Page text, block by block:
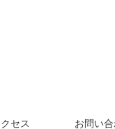
セス お問い